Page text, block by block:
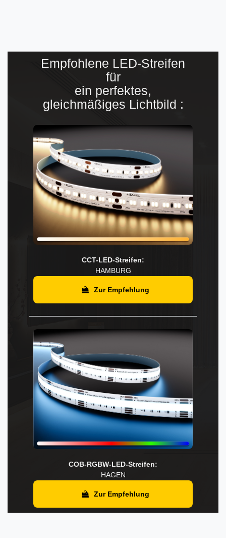
Empfohlene LED-Streifen
für
ein perfektes,
gleichmäßiges Lichtbild :
CCT-LED-Streifen:
HAMBURG
Zur Empfehlung
COB-RGBW-LED-Streifen:
HAGEN
Zur Empfehlung